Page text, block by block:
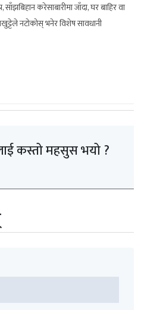
करेसाबारीमा जाँदा, घर बाहिर वा
नटोकोस् भनेर विशेष सावधानी
कस्तो महसुस भयो ?